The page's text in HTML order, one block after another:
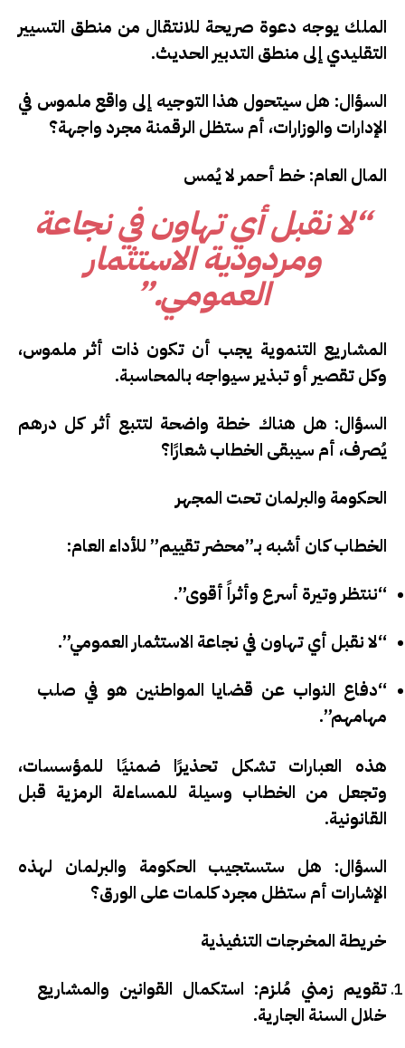
الملك يوجه دعوة صريحة للانتقال من منطق التسيير
التقليدي إلى منطق التدبير الحديث.
السؤال: هل سيتحول هذا التوجيه إلى واقع ملموس في
الإدارات والوزارات، أم ستظل الرقمنة مجرد واجهة؟
المال العام: خط أحمر لا يُمس
“لا نقبل أي تهاون في نجاعة
ومردودية الاستثمار
العمومي.”
المشاريع التنموية يجب أن تكون ذات أثر ملموس،
وكل تقصير أو تبذير سيواجه بالمحاسبة.
السؤال: هل هناك خطة واضحة لتتبع أثر كل درهم
يُصرف، أم سيبقى الخطاب شعارًا؟
الحكومة والبرلمان تحت المجهر
الخطاب كان أشبه بـ”محضر تقييم” للأداء العام:
“ننتظر وتيرة أسرع وأثراً أقوى”.
“لا نقبل أي تهاون في نجاعة الاستثمار العمومي”.
“دفاع النواب عن قضايا المواطنين هو في صلب
مهامهم”.
هذه العبارات تشكل تحذيرًا ضمنيًا للمؤسسات،
وتجعل من الخطاب وسيلة للمساءلة الرمزية قبل
القانونية.
السؤال: هل ستستجيب الحكومة والبرلمان لهذه
الإشارات أم ستظل مجرد كلمات على الورق؟
خريطة المخرجات التنفيذية
تقويم زمني مُلزم: استكمال القوانين والمشاريع
خلال السنة الجارية.